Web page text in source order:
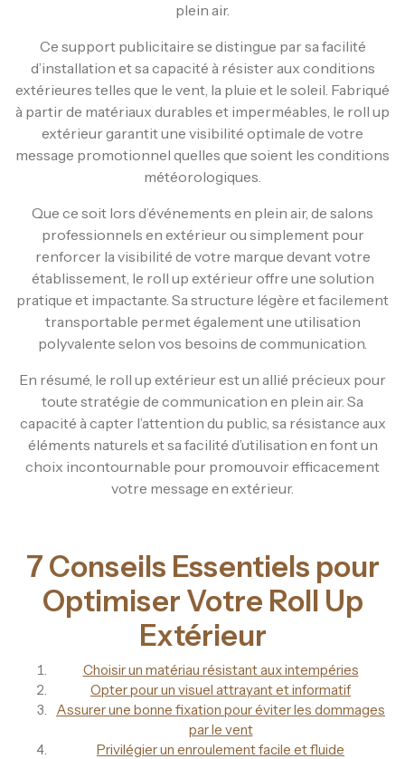
plein air.
Ce support publicitaire se distingue par sa facilité
d’installation et sa capacité à résister aux conditions
extérieures telles que le vent, la pluie et le soleil. Fabriqué
à partir de matériaux durables et imperméables, le roll up
extérieur garantit une visibilité optimale de votre
message promotionnel quelles que soient les conditions
météorologiques.
Que ce soit lors d’événements en plein air, de salons
professionnels en extérieur ou simplement pour
renforcer la visibilité de votre marque devant votre
établissement, le roll up extérieur offre une solution
pratique et impactante. Sa structure légère et facilement
transportable permet également une utilisation
polyvalente selon vos besoins de communication.
En résumé, le roll up extérieur est un allié précieux pour
toute stratégie de communication en plein air. Sa
capacité à capter l’attention du public, sa résistance aux
éléments naturels et sa facilité d’utilisation en font un
choix incontournable pour promouvoir efficacement
votre message en extérieur.
7 Conseils Essentiels pour
Optimiser Votre Roll Up
Extérieur
Choisir un matériau résistant aux intempéries
Opter pour un visuel attrayant et informatif
Assurer une bonne fixation pour éviter les dommages
par le vent
Privilégier un enroulement facile et fluide